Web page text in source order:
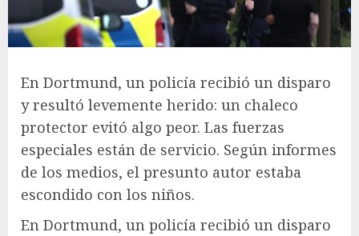
En Dortmund, un policía recibió un disparo
y resultó levemente herido: un chaleco
protector evitó algo peor. Las fuerzas
especiales están de servicio. Según informes
de los medios, el presunto autor estaba
escondido con los niños.
En Dortmund, un policía recibió un disparo